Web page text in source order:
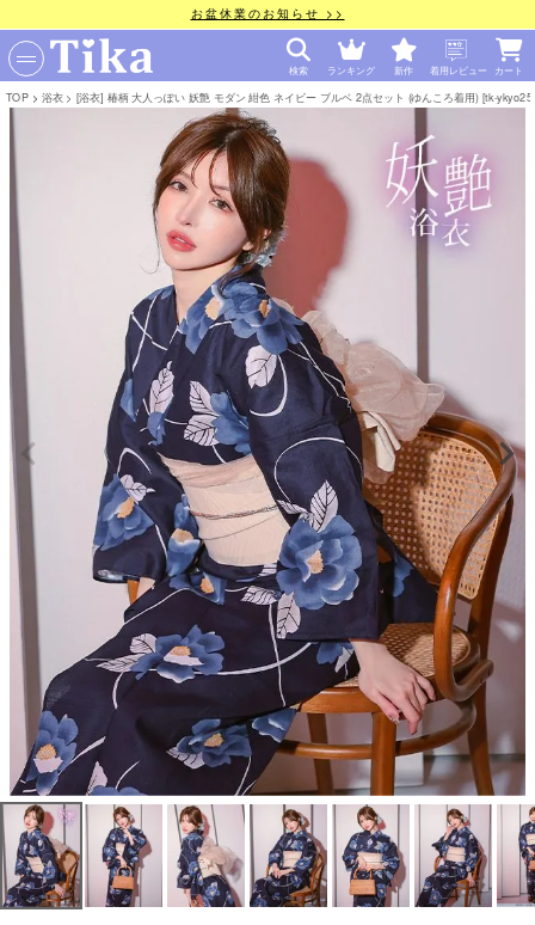
お盆休業のお知らせ >>
検索 ランキング 新作 着用レビュー カート
TOP 浴衣 [浴衣] 椿柄 大人っぽい 妖艶 モダン 紺色 ネイビー ブルベ 2点セット (ゆんころ着用) [tk-